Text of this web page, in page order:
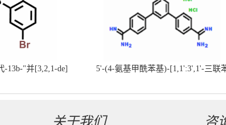
-13b-"并[3,2,1-de]
5'-(4-氨基甲酰苯基)-[1,1':3',1'-三联
关于我们 咨